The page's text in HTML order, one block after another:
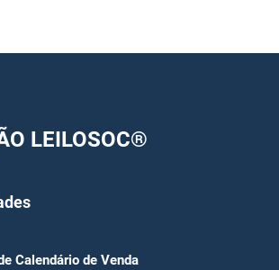
LEILOSOC®
Calendário de Venda